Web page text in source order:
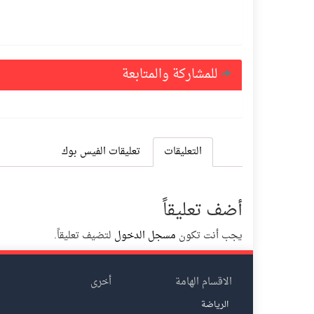
للمشاركة والمتابعة
التعليقات تعليقات الفيس بوك
أضف تعليقاً
يجب أنت تكون مسجل الدخول لتضيف تعليقاً.
الاقسام الهامة
الرياضة
أخرى